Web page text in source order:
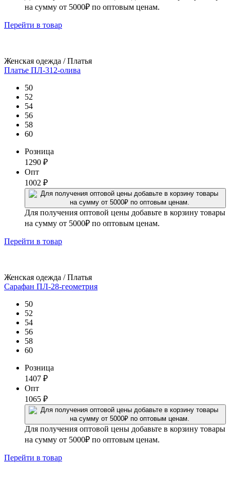
на сумму от 5000₽ по оптовым ценам.
Перейти в товар
Женская одежда / Платья
Платье ПЛ-312-олива
50
52
54
56
58
60
Розница
1290 ₽
Опт
1002 ₽
Для получения оптовой цены добавьте в корзину товары
на сумму от 5000₽ по оптовым ценам.
Перейти в товар
Женская одежда / Платья
Сарафан ПЛ-28-геометрия
50
52
54
56
58
60
Розница
1407 ₽
Опт
1065 ₽
Для получения оптовой цены добавьте в корзину товары
на сумму от 5000₽ по оптовым ценам.
Перейти в товар